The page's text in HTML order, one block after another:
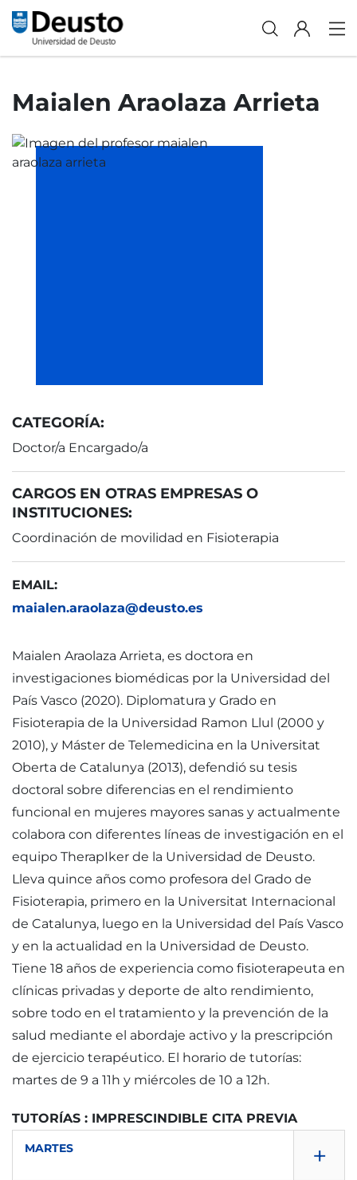
Maialen Araolaza Arrieta
CATEGORÍA:
Doctor/a Encargado/a
CARGOS EN OTRAS EMPRESAS O
INSTITUCIONES:
Coordinación de movilidad en Fisioterapia
EMAIL:
maialen.araolaza@deusto.es
Maialen Araolaza Arrieta, es doctora en
investigaciones biomédicas por la Universidad del
País Vasco (2020). Diplomatura y Grado en
Fisioterapia de la Universidad Ramon Llul (2000 y
2010), y Máster de Telemedicina en la Universitat
Oberta de Catalunya (2013), defendió su tesis
doctoral sobre diferencias en el rendimiento
funcional en mujeres mayores sanas y actualmente
colabora con diferentes líneas de investigación en el
equipo TherapIker de la Universidad de Deusto.
Lleva quince años como profesora del Grado de
Fisioterapia, primero en la Universitat Internacional
de Catalunya, luego en la Universidad del País Vasco
y en la actualidad en la Universidad de Deusto.
Tiene 18 años de experiencia como fisioterapeuta en
clínicas privadas y deporte de alto rendimiento,
sobre todo en el tratamiento y la prevención de la
salud mediante el abordaje activo y la prescripción
de ejercicio terapéutico. El horario de tutorías:
martes de 9 a 11h y miércoles de 10 a 12h.
TUTORÍAS : IMPRESCINDIBLE CITA PREVIA
MARTES +